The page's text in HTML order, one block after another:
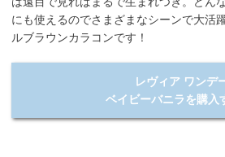
にも使えるのでさまざまなシーンで大活
ルブラウンカラコンです！
レヴィア ワンデ
ベイビーバニラを購入